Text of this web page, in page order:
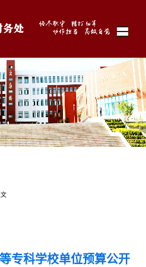
专科学校单位预算公开